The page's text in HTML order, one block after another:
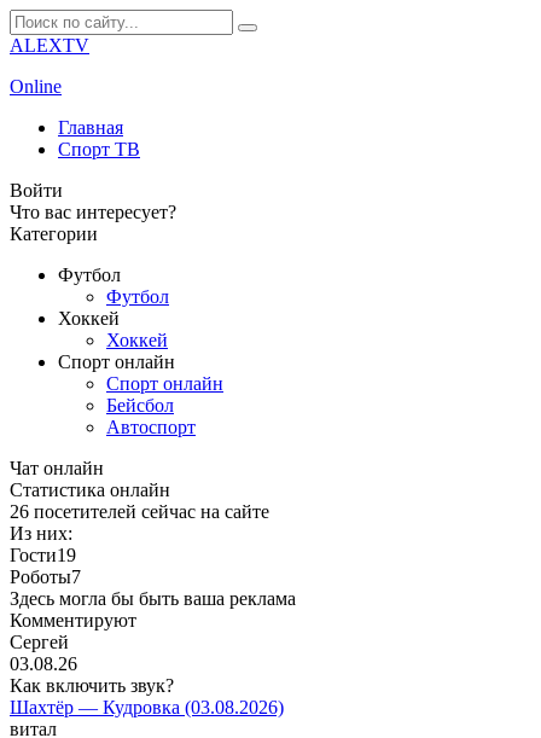
ALEXTV
Online
Главная
Спорт ТВ
Войти
Что вас интересует?
Категории
Футбол
Футбол
Хоккей
Хоккей
Спорт онлайн
Спорт онлайн
Бейсбол
Автоспорт
Чат онлайн
Cтатистика онлайн
26 посетителей сейчас на сайте
Из них:
Гости19
Роботы7
Здесь могла бы быть ваша реклама
Комментируют
Сергей
03.08.26
Как включить звук?
Шахтёр — Кудровка (03.08.2026)
витал